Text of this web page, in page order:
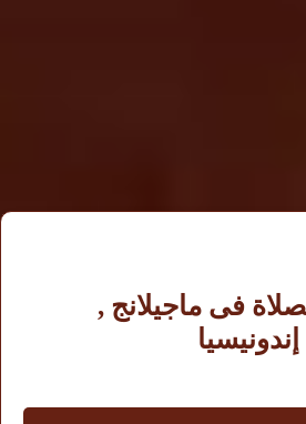
فى ماجيلانج ,
إندونيسيا